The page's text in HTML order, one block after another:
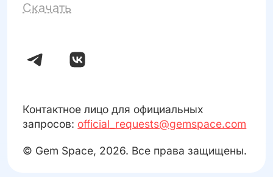
Скачать
Контактное лицо для официальных
запросов: official_requests@gemspace.com
© Gem Space, 2026. Все права защищены.